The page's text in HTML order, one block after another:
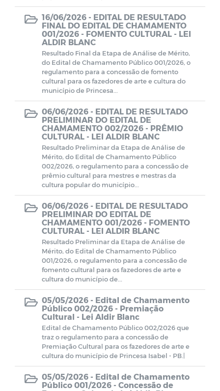
16/06/2026 - EDITAL DE RESULTADO
FINAL DO EDITAL DE CHAMAMENTO
001/2026 - FOMENTO CULTURAL - LEI
ALDIR BLANC
Resultado Final da Etapa de Análise de Mérito,
do Edital de Chamamento Público 001/2026, o
regulamento para a concessão de fomento
cultural para os fazedores de arte e cultura do
município de Princesa...
06/06/2026 - EDITAL DE RESULTADO
PRELIMINAR DO EDITAL DE
CHAMAMENTO 002/2026 - PRÊMIO
CULTURAL - LEI ALDIR BLANC
Resultado Preliminar da Etapa de Análise de
Mérito, do Edital de Chamamento Público
002/2026, o regulamento para a concessão de
prêmio cultural para mestres e mestras da
cultura popular do município...
06/06/2026 - EDITAL DE RESULTADO
PRELIMINAR DO EDITAL DE
CHAMAMENTO 001/2026 - FOMENTO
CULTURAL - LEI ALDIR BLANC
Resultado Preliminar da Etapa de Análise de
Mérito, do Edital de Chamamento Público
001/2026, o regulamento para a concessão de
fomento cultural para os fazedores de arte e
cultura do município de...
05/05/2026 - Edital de Chamamento
Público 002/2026 - Premiação
Cultural - Lei Aldir Blanc
Edital de Chamamento Público 002/2026 que
traz o regulamento para a concessão de
Premiação Cultural para os fazedores de arte e
cultura do município de Princesa Isabel - PB.|
05/05/2026 - Edital de Chamamento
Público 001/2026 - Concessão de